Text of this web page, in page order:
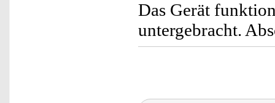
Das Gerät
untergebracht.